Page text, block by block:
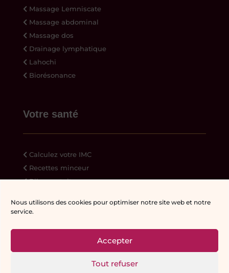
Nous utilisons des cookies pour optimiser notre site web et notre
service.
Accepter
Tout refuser
Massage Lemniscate
Massage abdominal
Massage dos
Drainage lymphatique
Lahochi
Biorésonance
Votre santé
Calculez votre IMC
Recettes minceur
Bilan gratuit